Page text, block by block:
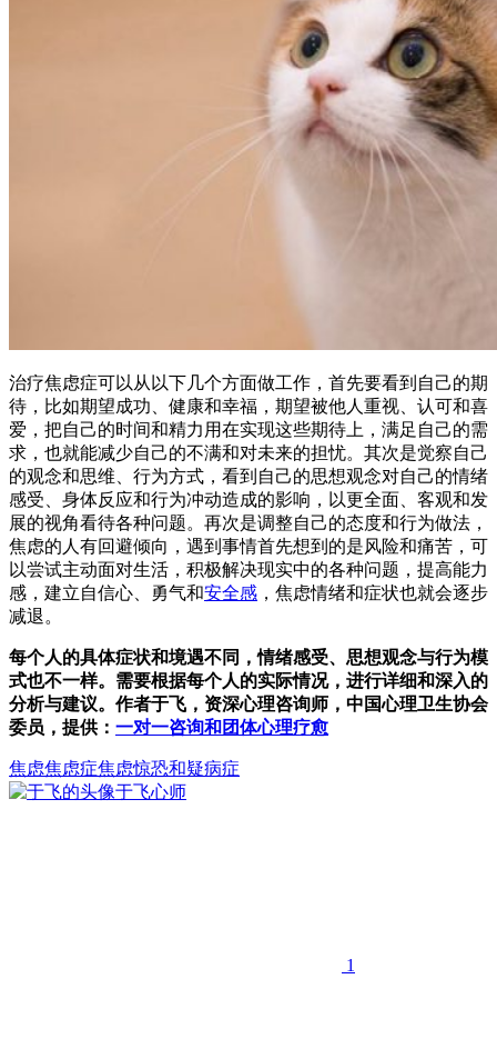
治疗焦虑症可以从以下几个方面做工作，首先要看到自己的期
待，比如期望成功、健康和幸福，期望被他人重视、认可和喜
爱，把自己的时间和精力用在实现这些期待上，满足自己的需
求，也就能减少自己的不满和对未来的担忧。其次是觉察自己
的观念和思维、行为方式，看到自己的思想观念对自己的情绪
感受、身体反应和行为冲动造成的影响，以更全面、客观和发
展的视角看待各种问题。再次是调整自己的态度和行为做法，
焦虑的人有回避倾向，遇到事情首先想到的是风险和痛苦，可
以尝试主动面对生活，积极解决现实中的各种问题，提高能力
感，建立自信心、勇气和安全感 ，焦虑情绪和症状也就会逐步
减退。
每个人的具体症状和境遇不同，情绪感受、思想观念与行为模
式也不一样。需要根据每个人的实际情况，进行详细和深入的
分析与建议。作者于飞，资深心理咨询师，中国心理卫生协会
委员，提供： 一对一咨询和团体心理疗愈
焦虑焦虑症焦虑惊恐和疑病症
于飞心师
1